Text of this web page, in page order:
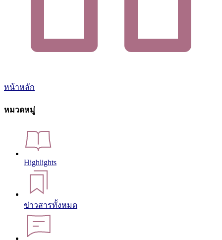
หน้าหลัก
หมวดหมู่
Highlights
ข่าวสารทั้งหมด